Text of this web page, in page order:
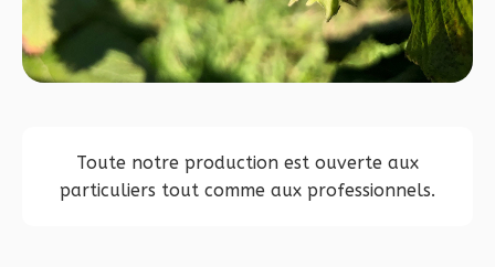
Toute notre production est ouverte aux
particuliers tout comme aux professionnels.